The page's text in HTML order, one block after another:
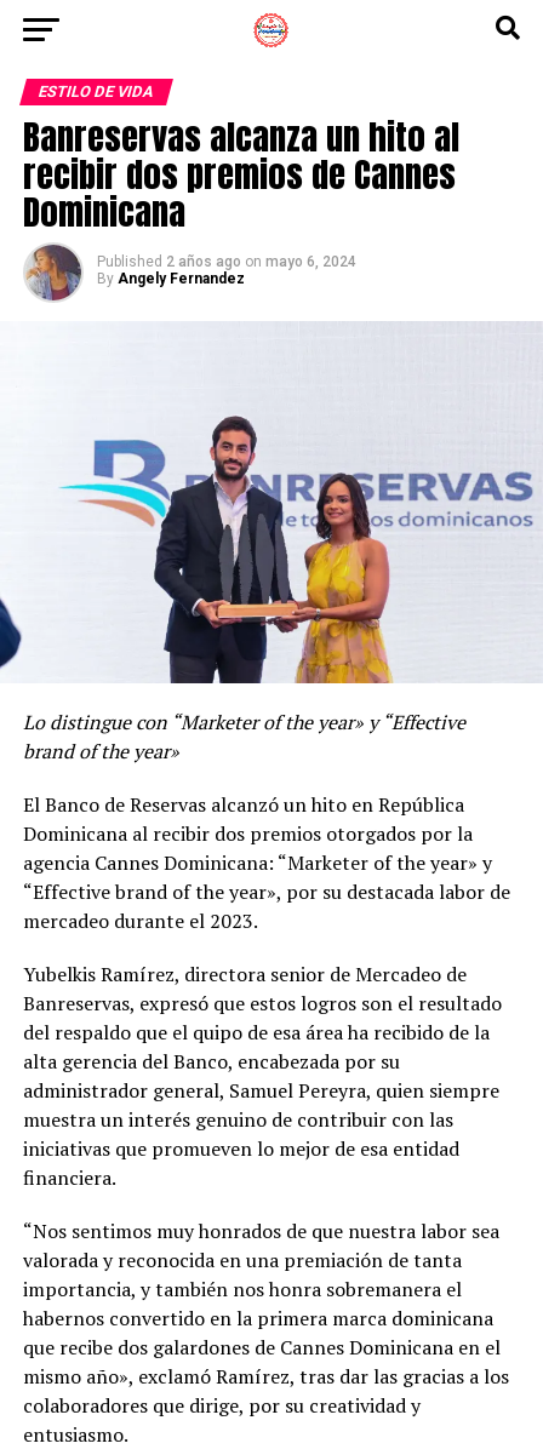
ESTILO DE VIDA
Banreservas alcanza un hito al
recibir dos premios de Cannes
Dominicana
Published 2 años ago on mayo 6, 2024
By Angely Fernandez
Lo distingue con “Marketer of the year» y “Effective
brand of the year»
El Banco de Reservas alcanzó un hito en República
Dominicana al recibir dos premios otorgados por la
agencia Cannes Dominicana: “Marketer of the year» y
“Effective brand of the year», por su destacada labor de
mercadeo durante el 2023.
Yubelkis Ramírez, directora senior de Mercadeo de
Banreservas, expresó que estos logros son el resultado
del respaldo que el quipo de esa área ha recibido de la
alta gerencia del Banco, encabezada por su
administrador general, Samuel Pereyra, quien siempre
muestra un interés genuino de contribuir con las
iniciativas que promueven lo mejor de esa entidad
financiera.
“Nos sentimos muy honrados de que nuestra labor sea
valorada y reconocida en una premiación de tanta
importancia, y también nos honra sobremanera el
habernos convertido en la primera marca dominicana
que recibe dos galardones de Cannes Dominicana en el
mismo año», exclamó Ramírez, tras dar las gracias a los
colaboradores que dirige, por su creatividad y
entusiasmo.